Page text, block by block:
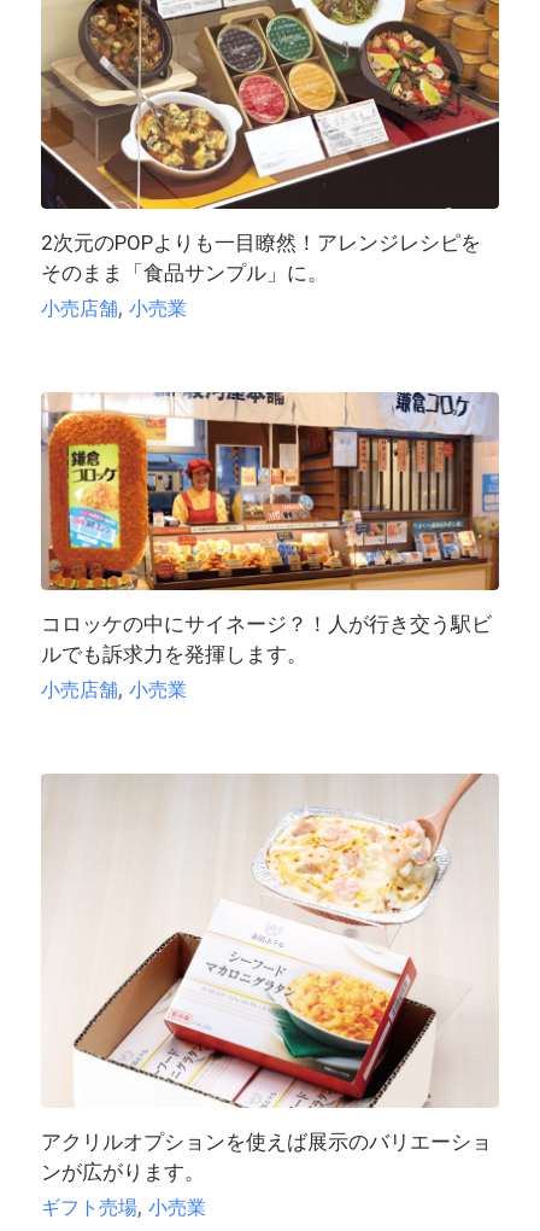
2次元のPOPよりも一目瞭然！アレンジレシピを
そのまま「食品サンプル」に。
小売店舗, 小売業
コロッケの中にサイネージ？！人が行き交う駅ビ
ルでも訴求力を発揮します。
小売店舗, 小売業
アクリルオプションを使えば展示のバリエーショ
ンが広がります。
ギフト売場, 小売業